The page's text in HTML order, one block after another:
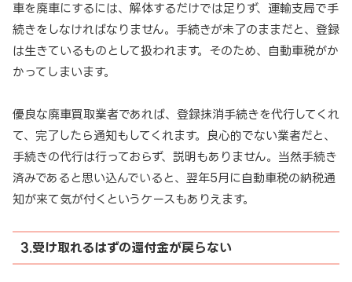
車を廃車にするには、解体するだけでは足りず、運輸支局で手
続きをしなければなりません。手続きが未了のままだと、登録
は生きているものとして扱われます。そのため、自動車税がか
かってしまいます。
優良な廃車買取業者であれば、登録抹消手続きを代行してくれ
て、完了したら通知もしてくれます。良心的でない業者だと、
手続きの代行は行っておらず、説明もありません。当然手続き
済みであると思い込んでいると、翌年5月に自動車税の納税通
知が来て気が付くというケースもありえます。
3.受け取れるはずの還付金が戻らない